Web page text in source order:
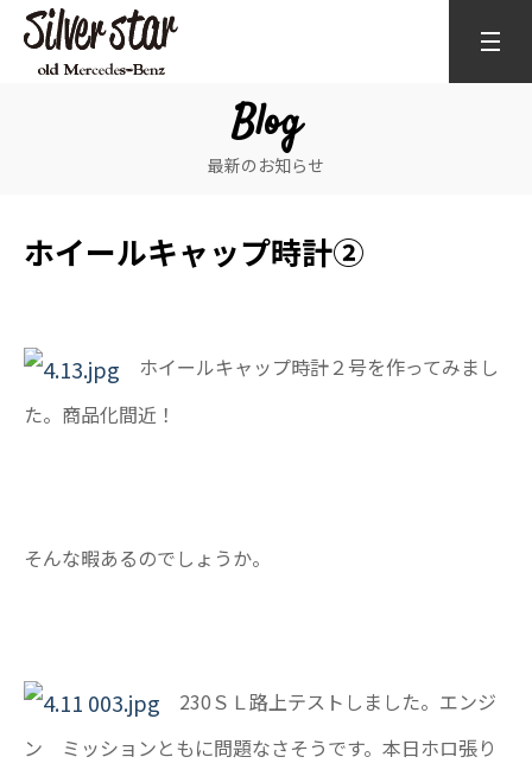
Blog
最新のお知らせ
ホイールキャップ時計②
ホイールキャップ時計２号を作ってみまし
た。商品化間近！
そんな暇あるのでしょうか。
230ＳＬ路上テストしました。エンジ
ン ミッションともに問題なさそうです。本日ホロ張り